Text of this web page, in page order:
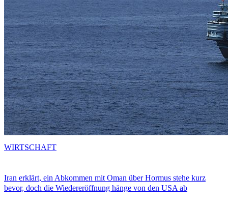
Iran erklärt, ein Abkommen mit Oman über Hormus stehe kurz
bevor, doch die Wiedereröffnung hänge von den USA ab
WIRTSCHAFT